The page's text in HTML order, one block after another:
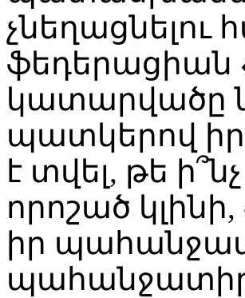
ֆեդերացիան
կատարվածը
պատկերով իր
է տվել, թե
որոշած
իր